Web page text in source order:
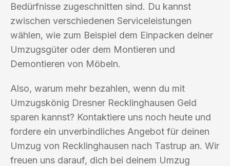
Bedürfnisse zugeschnitten sind. Du kannst
zwischen verschiedenen Serviceleistungen
wählen, wie zum Beispiel dem Einpacken deiner
Umzugsgüter oder dem Montieren und
Demontieren von Möbeln.
Also, warum mehr bezahlen, wenn du mit
Umzugskönig Dresner Recklinghausen Geld
sparen kannst? Kontaktiere uns noch heute und
fordere ein unverbindliches Angebot für deinen
Umzug von Recklinghausen nach Tastrup an. Wir
freuen uns darauf, dich bei deinem Umzug